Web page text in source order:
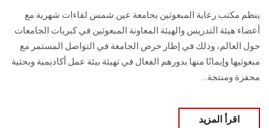
ينظم مكتب رعاية المبعوثين بجامعة عين شمس لقاءات شهرية مع
أعضاء هيئة التدريس والهيئة المعاونة المبعوثين في كبريات الجامعات
حول العالم، وذلك في إطار حرص الجامعة في التواصل المستمر مع
مبعوثيها وإيمانًا منها بدورهم الفعال في تهيئة بيئة عمل أكاديمية وبحثية
محفزة ومنتجة...
اقرأ المزيد